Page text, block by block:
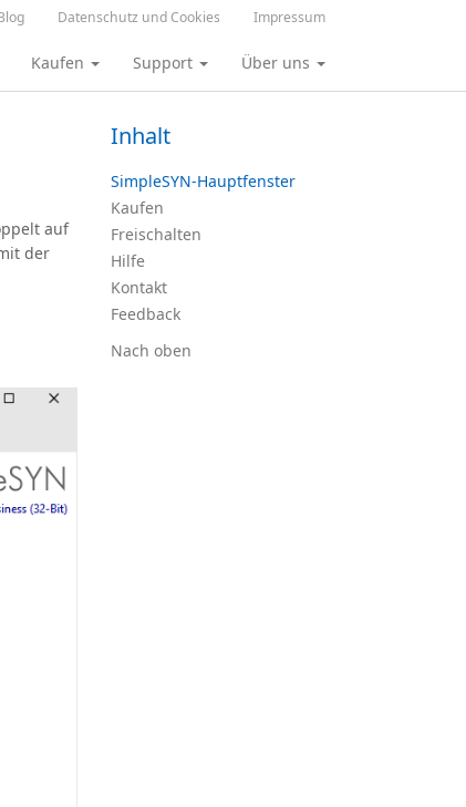
Kaufen Support Über uns
Datenschutz und Cookies Impressum
auf
der
Inhalt
SimpleSYN-Hauptfenster
Kaufen
Freischalten
Hilfe
Kontakt
Feedback
Nach oben